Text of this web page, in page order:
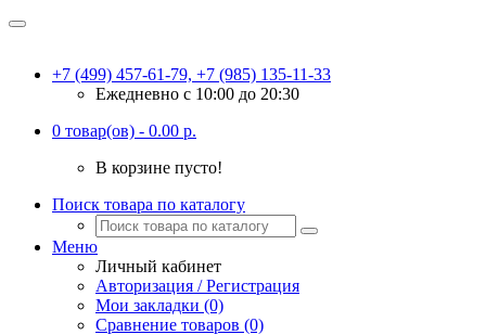
+7 (499) 457-61-79, +7 (985) 135-11-33
Ежедневно c 10:00 до 20:30
0 товар(ов) - 0.00 р.
В корзине пусто!
Поиск товара по каталогу
Меню
Личный кабинет
Авторизация / Регистрация
Мои закладки (0)
Сравнение товаров (0)